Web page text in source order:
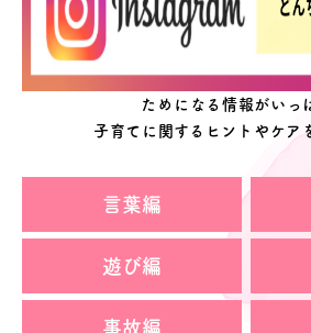
ためになる情報がいっ
子育てに関するヒントやケア
言葉編
遊び編
事故編